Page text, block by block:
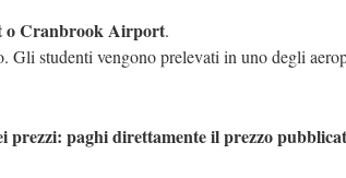
o Cranbrook Airport.
studenti vengono prelevati in uno degli
paghi direttamente il prezzo